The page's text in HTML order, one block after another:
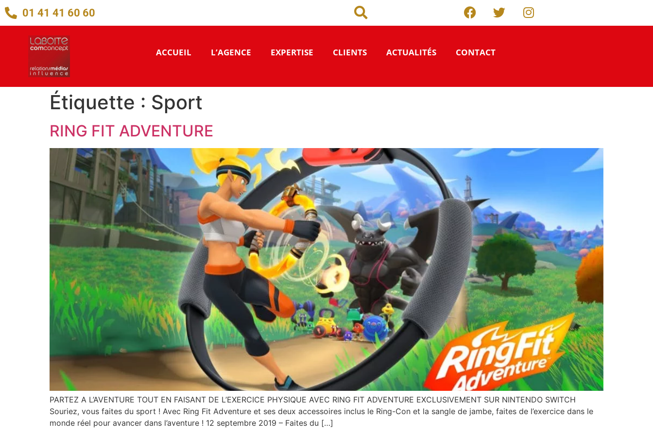
01 41 41 60 60
ACCUEIL L’AGENCE EXPERTISE CLIENTS ACTUALITÉS CONTACT
Étiquette : Sport
RING FIT ADVENTURE
PARTEZ A L’AVENTURE TOUT EN FAISANT DE L’EXERCICE PHYSIQUE AVEC RING FIT ADVENTURE EXCLUSIVEMENT SUR NINTENDO SWITCH
Souriez, vous faites du sport ! Avec Ring Fit Adventure et ses deux accessoires inclus le Ring-Con et la sangle de jambe, faites de l’exercice dans le
monde réel pour avancer dans l’aventure ! 12 septembre 2019 – Faites du […]